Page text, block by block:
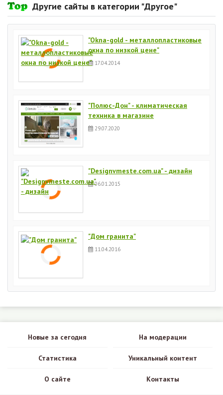
Другие сайты в категории "Другое"
"Okna-gold - металлопластиковые
окна по низкой цене"
17.04.2014
"Полюс-Дон" - климатическая
техника в магазине
29.07.2020
"Designvmeste.com.ua" - дизайн
06.01.2015
"Дом гранита"
11.04.2016
Новые за сегодня На модерации
Статистика Уникальный контент
О сайте Контакты